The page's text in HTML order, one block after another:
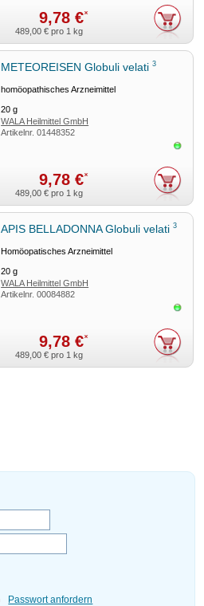
9,78 €*
489,00 € pro 1 kg
METEOREISEN Globuli velati3
homöopathisches Arzneimittel
20g
WALA Heilmittel GmbH
Artikelnr.01448352
9,78 €*
489,00 € pro 1 kg
APIS BELLADONNA Globuli velati3
Homöopatisches Arzneimittel
20g
WALA Heilmittel GmbH
Artikelnr.00084882
9,78 €*
489,00 € pro 1 kg
Passwort anfordern